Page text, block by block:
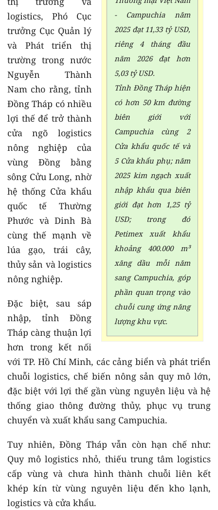
- Campuchia năm
2025 đạt 11,33 tỷ USD,
riêng 4 tháng đầu
năm 2026 đạt hơn
5,03 tỷ USD.
Tỉnh Đồng Tháp hiện
có hơn 50 km đường
biên giới với
Campuchia cùng 2
Cửa khẩu quốc tế và
5 Cửa khẩu phụ; năm
2025 kim ngạch xuất
nhập khẩu qua biên
giới đạt hơn 1,25 tỷ
USD; trong đó
Petimex xuất khẩu
khoảng 400.000 m³
xăng dầu mỗi năm
sang Campuchia, góp
phần quan trọng vào
chuỗi cung ứng năng
lượng khu vực.
logistics, Phó Cục
trưởng Cục Quản lý
và Phát triển thị
trường trong nước
Nguyễn Thành
Nam cho rằng, tỉnh
Đồng Tháp có nhiều
lợi thế để trở thành
cửa ngõ logistics
nông nghiệp của
vùng Đồng bằng
sông Cửu Long, nhờ
hệ thống Cửa khẩu
quốc tế Thường
Phước và Dinh Bà
cùng thế mạnh về
lúa gạo, trái cây,
thủy sản và logistics
nông nghiệp.
Đặc biệt, sau sáp
nhập, tỉnh Đồng
Tháp càng thuận lợi
hơn trong kết nối
với TP. Hồ Chí Minh, các cảng biển và phát triển
chuỗi logistics, chế biến nông sản quy mô lớn,
đặc biệt với lợi thế gần vùng nguyên liệu và hệ
thống giao thông đường thủy, phục vụ trung
chuyển và xuất khẩu sang Campuchia.
Tuy nhiên, Đồng Tháp vẫn còn hạn chế như:
Quy mô logistics nhỏ, thiếu trung tâm logistics
cấp vùng và chưa hình thành chuỗi liên kết
khép kín từ vùng nguyên liệu đến kho lạnh,
logistics và cửa khẩu.